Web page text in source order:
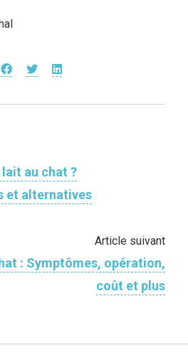
au chat ?
et alternatives
Article suivant
: Symptômes, opération,
coût et plus